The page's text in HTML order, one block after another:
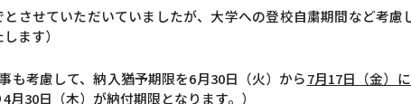
させていただいていましたが、大学への登校自粛期間など考慮
ます）
考慮して、納入猶予期限を6月30日（火）から7月17日（金）
30日（木）が納付期限となります。）